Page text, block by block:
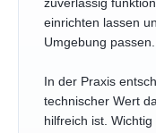
zuverlässig
einrichten lassen
Umgebung passen.
In der Praxis
technischer Wert
hilfreich ist.